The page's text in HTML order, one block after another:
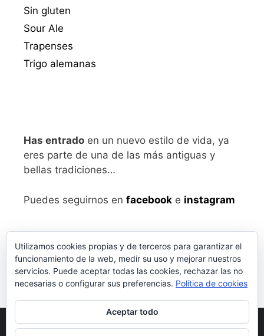
Sin gluten
Sour Ale
Trapenses
Trigo alemanas
Has entrado en un nuevo estilo de vida, ya
eres parte de una de las más antiguas y
bellas tradiciones…
Puedes seguirnos en facebook e instagram
Aviso legaly Política de Privacidad
Utilizamos cookies propias y de terceros para garantizar el
funcionamiento de la web, medir su uso y mejorar nuestros
servicios. Puede aceptar todas las cookies, rechazar las no
necesarias o configurar sus preferencias. Política de cookies
Aceptar todo